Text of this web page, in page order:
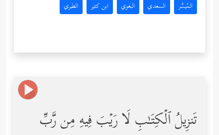
المُيسَّر السعدي البغوي ابن كثير الطبري
تَنزِیلُ ٱلۡكِتَـٰبِ لَا رَیۡبَ فِیهِ مِن رَّبِّ